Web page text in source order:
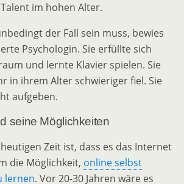
im hohen Alter.
der Fall sein muss, bewies
Psychologin. Sie erfüllte sich
und lernte Klavier spielen. Sie
in ihrem Alter schwieriger fiel. Sie
aufgeben.
seine Möglichkeiten
Zeit ist, dass es das Internet
die Möglichkeit, online selbst
lernen. Vor 20-30 Jahren wäre es